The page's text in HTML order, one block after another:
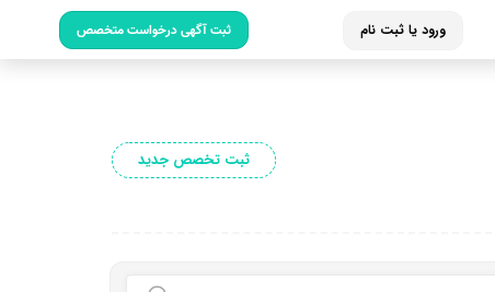
ثبت آگهی درخواست متخصص ورود یا ثبت نام
ثبت تخصص جدید